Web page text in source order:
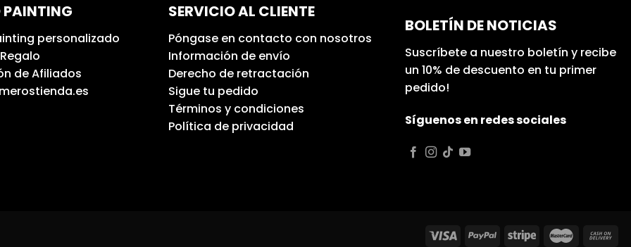
personalizado
de Afiliados
SERVICIO AL CLIENTE
Póngase en contacto con nosotros
Información de envío
Derecho de retractación
Sigue tu pedido
Términos y condiciones
Política de privacidad
BOLETÍN DE NOTICIAS
Suscríbete a nuestro boletín y recibe
un 10% de descuento en tu primer
pedido!
Síguenos en redes sociales